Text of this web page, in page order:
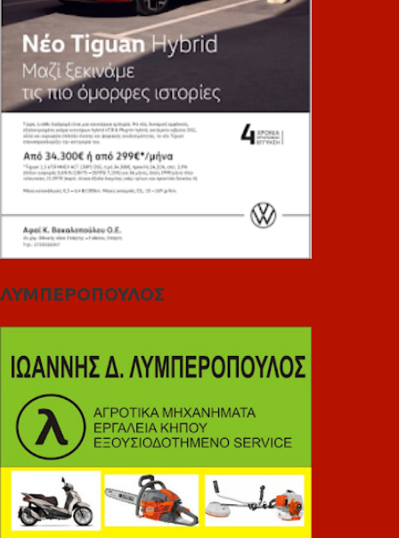
ΛΥΜΠΕΡΟΠΟΥΛΟΣ